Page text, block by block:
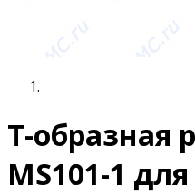
Т-образная
MS101-1